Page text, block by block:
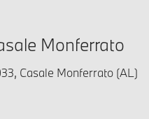
Monferrato
Casale Monferrato (AL)